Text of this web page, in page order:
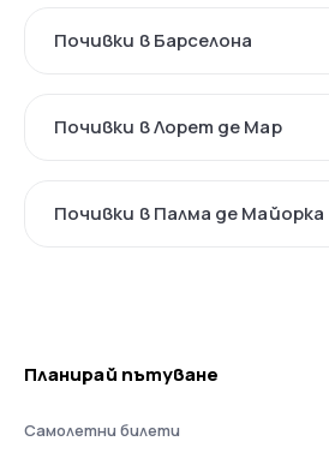
Почивки в Барселона
Почивки в Лорет де Мар
Почивки в Палма де Майорка
Планирай пътуване
Самолетни билети